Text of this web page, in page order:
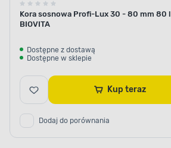
Kora sosnowa Profi-Lux 30 - 80 mm 80 l
BIOVITA
Dostępne z dostawą
Dostępne w sklepie
Kup teraz
Dodaj do porównania